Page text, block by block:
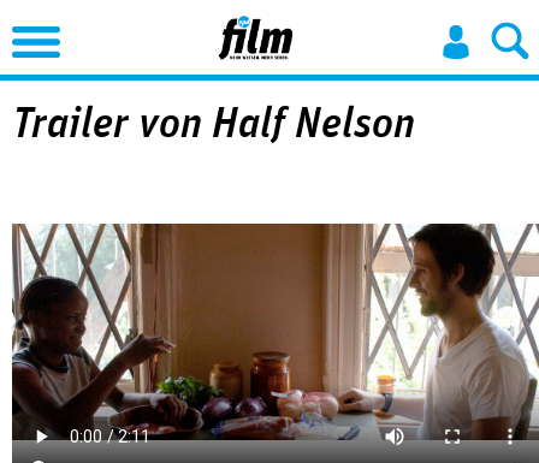
Jump to Navigation
Trailer von Half Nelson